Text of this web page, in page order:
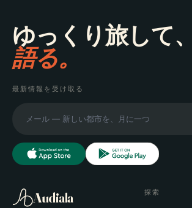
ゆっくり旅して、
語る。
最新情報を受け取る
Audiala 探索